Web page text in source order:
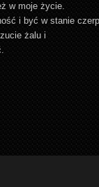
w moje życie.
i być w stanie
żalu i